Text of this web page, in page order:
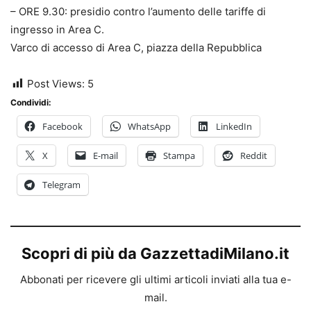
– ORE 9.30: presidio contro l’aumento delle tariffe di
ingresso in Area C.
Varco di accesso di Area C, piazza della Repubblica
Post Views: 5
Condividi:
Facebook WhatsApp LinkedIn
X E-mail Stampa Reddit
Telegram
Scopri di più da GazzettadiMilano.it
Abbonati per ricevere gli ultimi articoli inviati alla tua e-
mail.